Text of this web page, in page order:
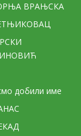
ВРАЊСКА
добили име